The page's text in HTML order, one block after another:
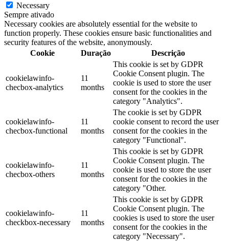
Necessary
Sempre ativado
Necessary cookies are absolutely essential for the website to
function properly. These cookies ensure basic functionalities and
security features of the website, anonymously.
Cookie
Duração Descrição
cookielawinfo-
checbox-analytics
11
months
This cookie is set by GDPR
Cookie Consent plugin. The
cookie is used to store the user
consent for the cookies in the
category "Analytics".
cookielawinfo-
checbox-functional
11
months
The cookie is set by GDPR
cookie consent to record the user
consent for the cookies in the
category "Functional".
cookielawinfo-
checbox-others
11
months
This cookie is set by GDPR
Cookie Consent plugin. The
cookie is used to store the user
consent for the cookies in the
category "Other.
cookielawinfo-
checkbox-necessary
11
months
This cookie is set by GDPR
Cookie Consent plugin. The
cookies is used to store the user
consent for the cookies in the
category "Necessary".